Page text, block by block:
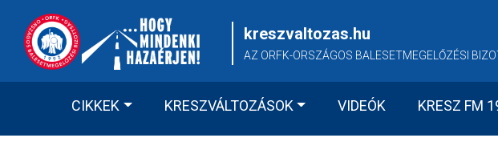
content
kreszvaltozas.hu
AZ ORFK-ORSZÁGOS BALESETMEGELŐZÉSI
CIKKEK KRESZVÁLTOZÁSOK VIDEÓK KRESZ FM